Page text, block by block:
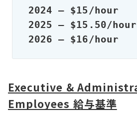
2024 – $15/hour
2025 – $15.50/hour
2026 – $16/hour
Executive &
Employees 給与基準